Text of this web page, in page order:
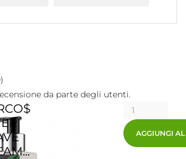
da parte degli utenti.
AGGIUNGI